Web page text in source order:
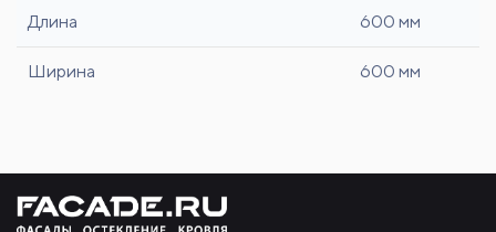
Длина 600 мм
Ширина 600 мм